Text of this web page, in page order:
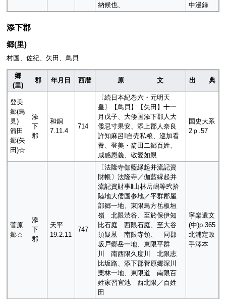
納候也、
中漫録
添下郡
郷(里)
村国、佐紀、矢田、鳥貝
郷
(里)
郡 年月日 西暦 原 文 出 典
登美
郷(鳥
見)
箭田
郷(矢
田)☆
添
下
郡
和銅
7.11.4
714
〔続日本紀巻六・元明天
皇〕【鳥貝】【矢田】十一
月戊子、大倭国添下郡人大
倭忌寸果安、添上郡人奈良
許知麻呂‖自売私粮、巡加看
養、登美・箭田二郷百姓、
咸感恩義、敬愛如親
国史大系
2ｐ.57
菅原
郷☆
添
下
郡
天平
19.2.11
747
〔法隆寺伽藍縁起并流記資
財帳〕法隆寺／伽藍縁起并
流記資財事‖山林岳嶋等弐拾
陸地大倭国参地／平群郡屋
部郷一地、東限鳥方岳板垣
嶺 北限渋谷、至於保伊知
比石庭 西限石庭、至大谷
須疑墓 南限寺領、 同郡
坂戸郷岳一地、東限平群
川 南西限久度川 北限志
比坂路、添下郡菅原郷深川
栗林一地、東限道 南限百
姓家習宜池 西北限／百姓
田
寧楽遺文
(中)p.365
北浦定政
手澤本